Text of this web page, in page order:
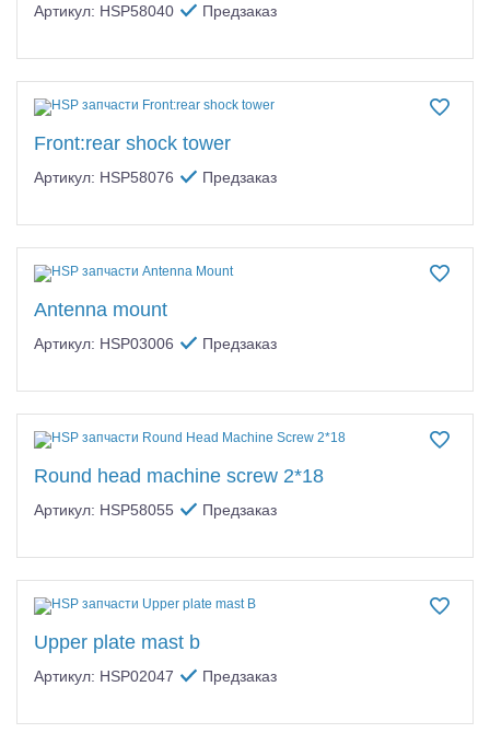
Артикул: HSP58040 Предзаказ
Front:rear shock tower
Артикул: HSP58076 Предзаказ
Antenna mount
Артикул: HSP03006 Предзаказ
Round head machine screw 2*18
Артикул: HSP58055 Предзаказ
Upper plate mast b
Артикул: HSP02047 Предзаказ